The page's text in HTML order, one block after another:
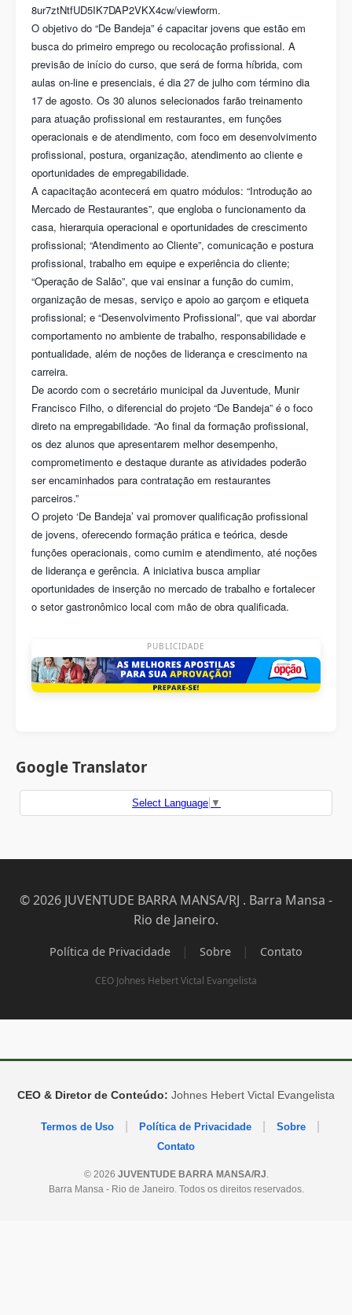
8ur7ztNtfUD5IK7DAP2VKX4cw/viewform.
O objetivo do “De Bandeja” é capacitar jovens que estão em
busca do primeiro emprego ou recolocação profissional. A
previsão de início do curso, que será de forma híbrida, com
aulas on-line e presenciais, é dia 27 de julho com término dia
17 de agosto. Os 30 alunos selecionados farão treinamento
para atuação profissional em restaurantes, em funções
operacionais e de atendimento, com foco em desenvolvimento
profissional, postura, organização, atendimento ao cliente e
oportunidades de empregabilidade.
A capacitação acontecerá em quatro módulos: “Introdução ao
Mercado de Restaurantes”, que engloba o funcionamento da
casa, hierarquia operacional e oportunidades de crescimento
profissional; “Atendimento ao Cliente”, comunicação e postura
profissional, trabalho em equipe e experiência do cliente;
“Operação de Salão”, que vai ensinar a função do cumim,
organização de mesas, serviço e apoio ao garçom e etiqueta
profissional; e “Desenvolvimento Profissional”, que vai abordar
comportamento no ambiente de trabalho, responsabilidade e
pontualidade, além de noções de liderança e crescimento na
carreira.
De acordo com o secretário municipal da Juventude, Munir
Francisco Filho, o diferencial do projeto “De Bandeja” é o foco
direto na empregabilidade. “Ao final da formação profissional,
os dez alunos que apresentarem melhor desempenho,
comprometimento e destaque durante as atividades poderão
ser encaminhados para contratação em restaurantes
parceiros.”
O projeto ‘De Bandeja’ vai promover qualificação profissional
de jovens, oferecendo formação prática e teórica, desde
funções operacionais, como cumim e atendimento, até noções
de liderança e gerência. A iniciativa busca ampliar
oportunidades de inserção no mercado de trabalho e fortalecer
o setor gastronômico local com mão de obra qualificada.
PUBLICIDADE
Google Translator
Select Language ▼
© 2026 JUVENTUDE BARRA MANSA/RJ . Barra Mansa -
Rio de Janeiro.
Política de Privacidade | Sobre | Contato
CEO Johnes Hebert Victal Evangelista
CEO & Diretor de Conteúdo: Johnes Hebert Victal Evangelista
Termos de Uso Política de Privacidade Sobre
Contato
© 2026 JUVENTUDE BARRA MANSA/RJ.
Barra Mansa - Rio de Janeiro. Todos os direitos reservados.